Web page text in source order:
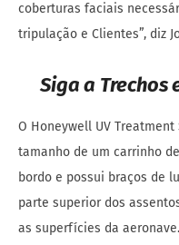
coberturas faciais
tripulação e Clientes”, diz
Siga a Trechos
O Honeywell UV
tamanho de um carrinho
bordo e possui braços de
parte superior dos
as superfícies da